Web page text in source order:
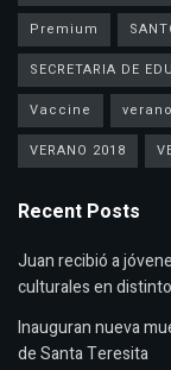
Premium
SECRETARIA DE
Vaccine
VERANO 2018
Recent Posts
Juan recibió a
culturales en
Inauguran nueva
de Santa Teresita